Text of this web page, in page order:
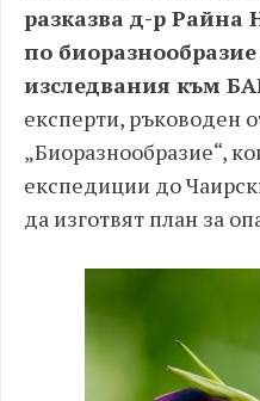
разказва д-р Райна
по
изследвания към
експерти, ръководен
„Биоразнообразие“,
експедиции до
да изготвят план за